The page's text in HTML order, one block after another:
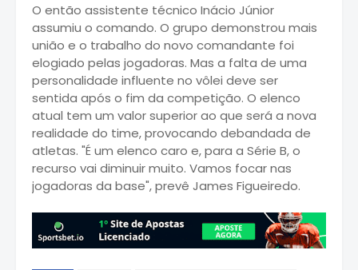
O então assistente técnico Inácio Júnior
assumiu o comando. O grupo demonstrou mais
união e o trabalho do novo comandante foi
elogiado pelas jogadoras. Mas a falta de uma
personalidade influente no vôlei deve ser
sentida após o fim da competição. O elenco
atual tem um valor superior ao que será a nova
realidade do time, provocando debandada de
atletas. "É um elenco caro e, para a Série B, o
recurso vai diminuir muito. Vamos focar nas
jogadoras da base", prevê James Figueiredo.